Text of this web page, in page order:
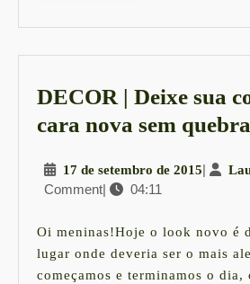
DECOR | Deixe sua
cara nova sem
17 de setembro de 201517
de
2015
|
Comment| 04:11
Oi meninas!Hoje o look novo é
lugar onde deveria ser o mais
começamos e terminamos o dia,